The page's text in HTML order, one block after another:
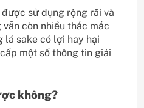
sử dụng rộng rãi và
còn nhiều thắc mắc
lá sake có lợi hay hại
một số thông tin giải
không?